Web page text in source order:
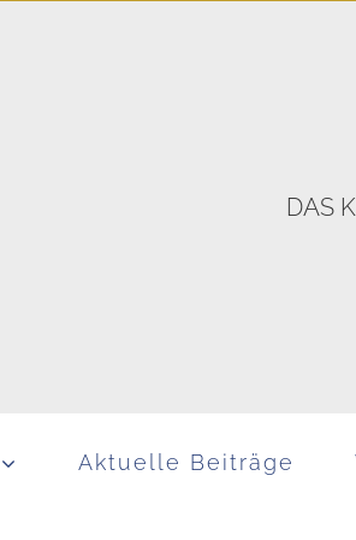
DAS
Aktuelle Beiträge